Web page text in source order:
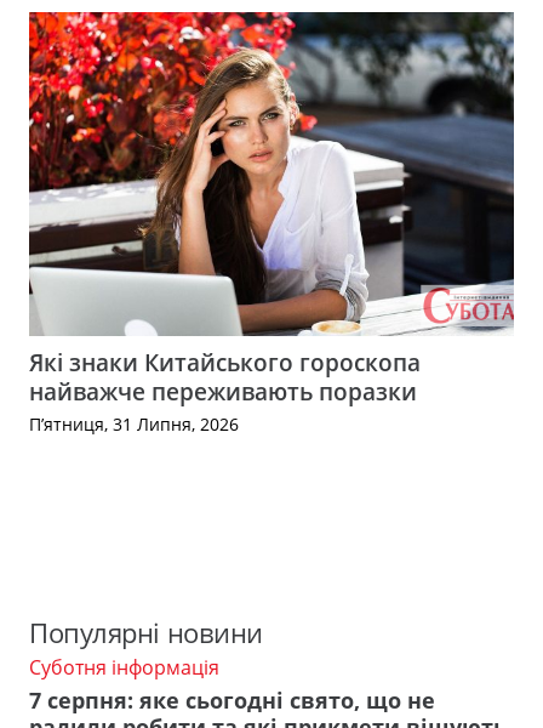
Які знаки Китайського гороскопа
найважче переживають поразки
П’ятниця, 31 Липня, 2026
Популярні новини
Суботня інформація
7 серпня: яке сьогодні свято, що не